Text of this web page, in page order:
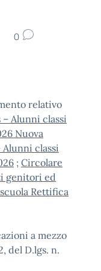
0
relativo
Alunni classi
Nuova
classi
; Circolare
genitori ed
Rettifica
a mezzo
del D.lgs. n.